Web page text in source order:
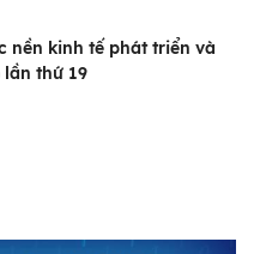
nền kinh tế phát triển và
thứ 19